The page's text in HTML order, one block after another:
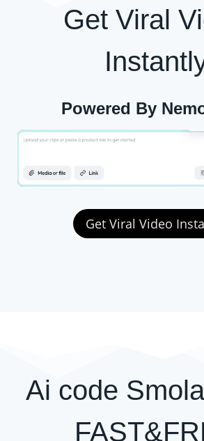
Get Viral
Powered By
Get Viral Video
Ai code